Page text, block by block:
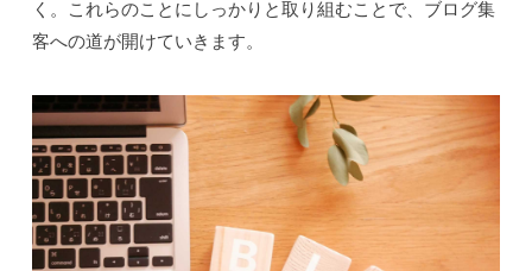
く。これらのことにしっかりと取り組むことで、ブログ集
客への道が開けていきます。